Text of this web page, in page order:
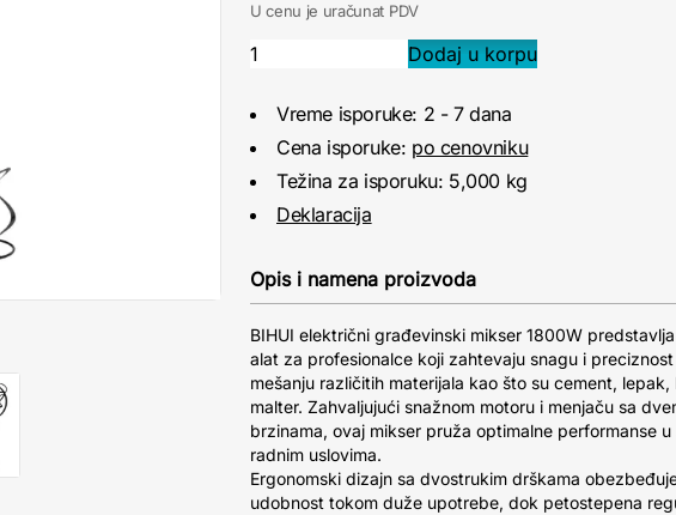
U cenu je uračunat PDV
Vreme isporuke: 2 - 7 dana
Cena isporuke: po cenovniku
Težina za isporuku: 5,000 kg
Deklaracija
Opis i namena proizvoda
BIHUI električni građevinski mikser 1800W
alat za profesionalce koji zahtevaju snagu i
mešanju različitih materijala kao što su cement, lepak,
malter. Zahvaljujući snažnom motoru i menjaču sa
brzinama, ovaj mikser pruža optimalne performanse u
radnim uslovima.
Ergonomski dizajn sa dvostrukim drškama
udobnost tokom duže upotrebe, dok petostepena